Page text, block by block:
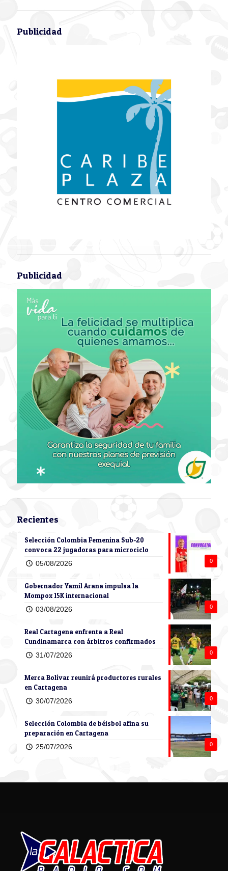
Publicidad
Publicidad
Recientes
0
Selección Colombia Femenina Sub-20
convoca 22 jugadoras para microciclo
05/08/2026
0
Gobernador Yamil Arana impulsa la
Mompox 15K internacional
03/08/2026
0
Real Cartagena enfrenta a Real
Cundinamarca con árbitros confirmados
31/07/2026
0
Merca Bolívar reunirá productores rurales
en Cartagena
30/07/2026
0
Selección Colombia de béisbol afina su
preparación en Cartagena
25/07/2026